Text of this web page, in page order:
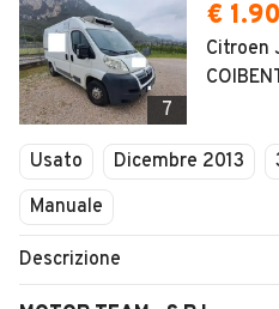
Moto
Camper
Veicoli Commerciali
Concessionari